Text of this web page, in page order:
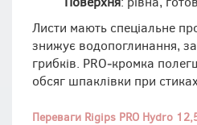
Листи мають спеціальне
знижує водопоглинання,
грибків. PRO‑кромка
обсяг шпаклівки при
Переваги Rigips PRO Hydro